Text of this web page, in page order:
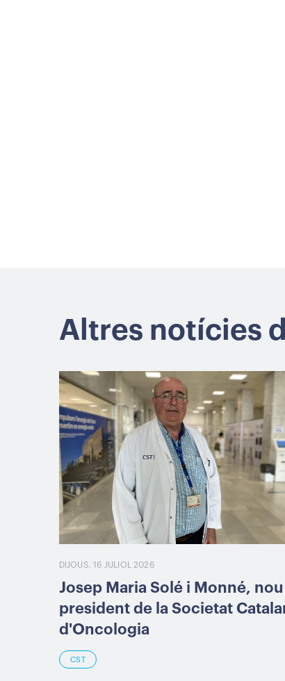
Altres notícies
DIJOUS, 16 JULIOL 2026
Josep Maria Solé i Monné, nou
president de la Societat
d'Oncologia
CST